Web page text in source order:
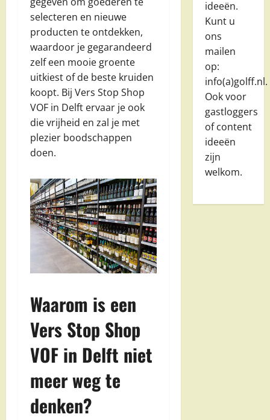
selecteren en nieuwe
producten te ontdekken,
waardoor je gegarandeerd
zelf een mooie groente
uitkiest of de beste kruiden
koopt. Bij Vers Stop Shop
VOF in Delft ervaar je ook
die vrijheid en zal je met
plezier boodschappen
doen.
Waarom is een
Vers Stop Shop
VOF in Delft niet
meer weg te
denken?
ideeën.
Kunt u
ons
mailen
op:
info(a)golff.nl.
Ook voor
gastloggers
of content
ideeën
zijn
welkom.